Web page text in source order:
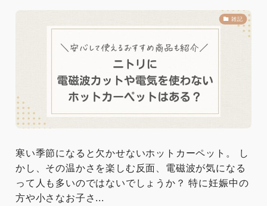
雑記
寒い季節になると欠かせないホットカーペット。 し
かし、その温かさを楽しむ反面、電磁波が気になる
って人も多いのではないでしょうか？ 特に妊娠中の
方や小さなお子さ...